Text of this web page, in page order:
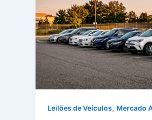
Leilões de Veículos, Mercado